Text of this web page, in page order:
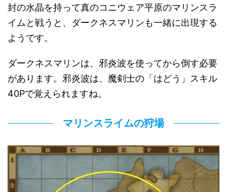
封の水晶を持って真のコニウェア平原のマリンスラ
イムと戦うと、ダークネスマリンも一緒に出現する
ようです。
ダークネスマリンは、邪炎波を使ってから倒す必要
があります。邪炎波は、魔剣士の「はどう」スキル
40Pで覚えられますね。
マリンスライムの狩場